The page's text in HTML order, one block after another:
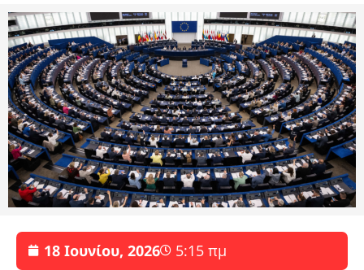
18 Ιουνίου, 2026 5:15 πμ